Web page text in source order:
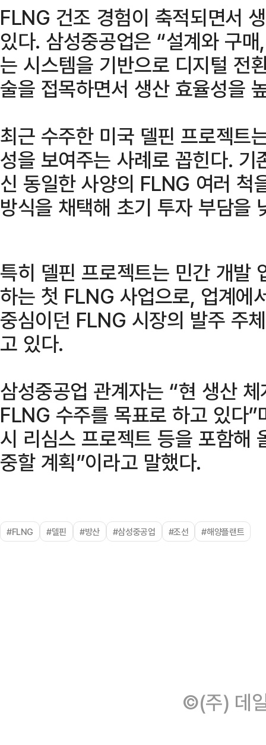
FLNG 건조 경험이 축적되면서
있다. 삼성중공업은 “설계와 구
는 시스템을 기반으로 디지털
술을 접목하면서 생산 효율성을
최근 수주한 미국 델핀 프로젝트
성을 보여주는 사례로 꼽힌다.
신 동일한 사양의 FLNG 여러 척
방식을 채택해 초기 투자 부담을
특히 델핀 프로젝트는 민간 개발
하는 첫 FLNG 사업으로, 업계에
중심이던 FLNG 시장의 발주 주
고 있다.
삼성중공업 관계자는 “현 생산
FLNG 수주를 목표로 하고 있다
시 리심스 프로젝트 등을 포함해
중할 계획”이라고 말했다.
#FLNG #델핀 #방산 #삼성중공업 #조선 #해양플랜트
©(주) 데